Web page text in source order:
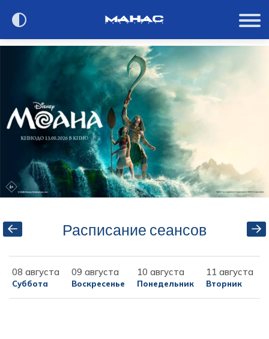
Сегодня в кино
О кинотеатре
Контакты
Акции и анонсы
Расписание сеансов
08 августа
Суббота
09 августа
Воскресенье
10 августа
Понедельник
11 августа
Вторник